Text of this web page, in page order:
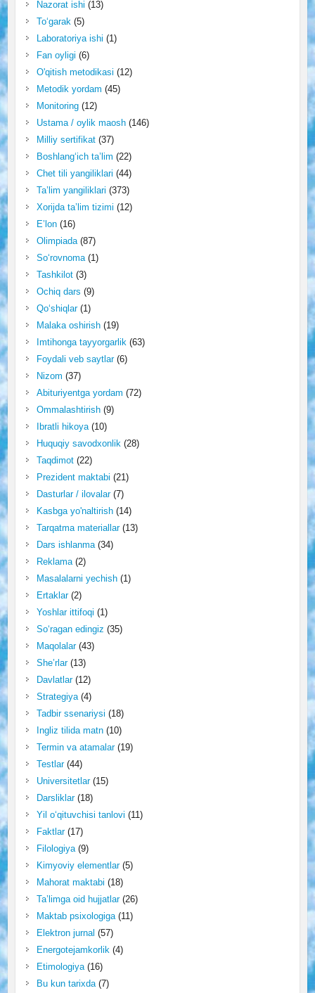
Nazorat ishi (13)
To‘garak(5)
Laboratoriya ishi (1)
Fan oyligi (6)
O'qitish metodikasi (12)
Metodik yordam (45)
Monitoring(12)
Ustama / oylik maosh(146)
Milliy sertifikat(37)
Boshlang‘ich ta’lim (22)
Chet tili yangiliklari (44)
Ta’lim yangiliklari (373)
Xorijda ta’lim tizimi (12)
E’lon(16)
Olimpiada(87)
So‘rovnoma(1)
Tashkilot(3)
Ochiq dars (9)
Qo‘shiqlar(1)
Malaka oshirish(19)
Imtihonga tayyorgarlik(63)
Foydali veb saytlar(6)
Nizom (37)
Abituriyentga yordam (72)
Ommalashtirish(9)
Ibratli hikoya(10)
Huquqiy savodxonlik(28)
Taqdimot(22)
Prezident maktabi (21)
Dasturlar / ilovalar(7)
Kasbga yo'naltirish(14)
Tarqatma materiallar(13)
Dars ishlanma(34)
Reklama(2)
Masalalarni yechish(1)
Ertaklar(2)
Yoshlar ittifoqi (1)
So‘ragan edingiz (35)
Maqolalar(43)
She’rlar(13)
Davlatlar(12)
Strategiya(4)
Tadbir ssenariysi (18)
Ingliz tilida matn(10)
Termin va atamalar(19)
Testlar(44)
Universitetlar(15)
Darsliklar(18)
Yil o‘qituvchisi tanlovi (11)
Faktlar(17)
Filologiya(9)
Kimyoviy elementlar(5)
Mahorat maktabi (18)
Ta’limga oid hujjatlar(26)
Maktab psixologiga(11)
Elektron jurnal (57)
Energotejamkorlik(4)
Etimologiya(16)
Bu kun tarixda(7)